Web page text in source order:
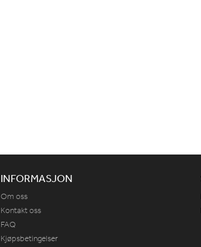
INFORMASJON
Om oss
Kontakt oss
FAQ
Kjøpsbetingelser